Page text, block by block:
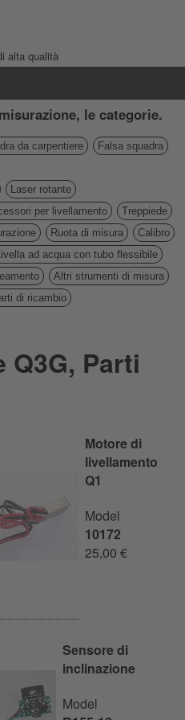
alta qualità
le categorie.
da carpentiere
Falsa squadra
Laser rotante
per livellamento
Treppiede
Ruota di misura
Calibro
ad acqua con tubo flessibile
Altri strumenti di misura
di ricambio
Q3G, Parti
Motore di
livellamento
Q1
Model
10172
25,00 €
Sensore di
inclinazione
Model